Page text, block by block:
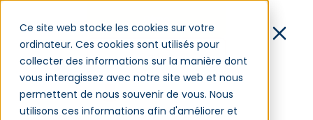
Ce site web stocke les cookies sur votre
ordinateur. Ces cookies sont utilisés pour
collecter des informations sur la manière dont
vous interagissez avec notre site web et nous
permettent de nous souvenir de vous. Nous
utilisons ces informations afin d'améliorer et
Contact
Connexion